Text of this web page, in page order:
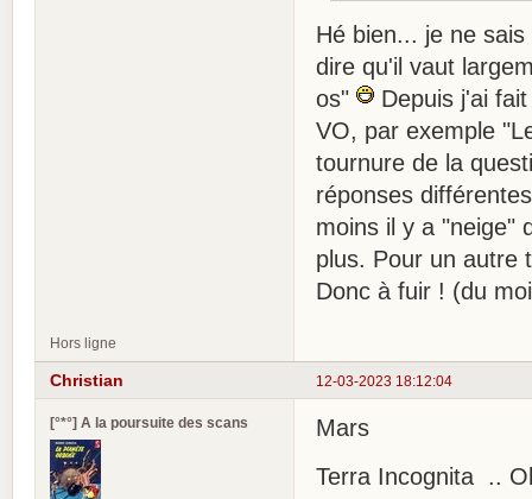
Hé bien... je ne
dire qu'il vaut
os"
Depuis j'ai
VO, par exemple
tournure de la
réponses
moins il y a "neige"
plus. Pour un autre
Donc à fuir ! (du
Hors ligne
12-03-2023 18:12:04
Christian
[°*°] A la poursuite des scans
Mars
Terra Incognita ..